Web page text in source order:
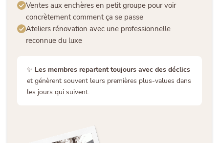
Ventes aux enchères en petit groupe pour voir
concrètement comment ça se passe
Ateliers rénovation avec une professionnelle
reconnue du luxe
✨ Les membres repartent toujours avec des déclics
et génèrent souvent leurs premières plus-values dans
les jours qui suivent.